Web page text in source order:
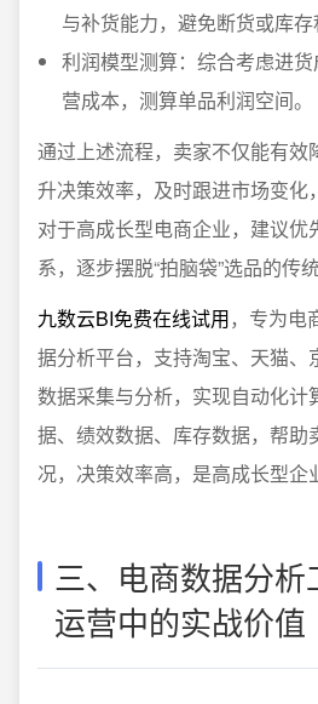
与补货能力，避免断货或库存
利润模型测算：综合考虑进
营成本，测算单品利润空间。
通过上述流程，卖家不仅能有效
升决策效率，及时跟进市场变化
对于高成长型电商企业，建议优
系，逐步摆脱“拍脑袋”选品的传统
九数云BI免费在线试用，专为电
据分析平台，支持淘宝、天猫、
数据采集与分析，实现自动化计
据、绩效数据、库存数据，帮助
况，决策效率高，是高成长型企
三、电商数据分析
运营中的实战价值